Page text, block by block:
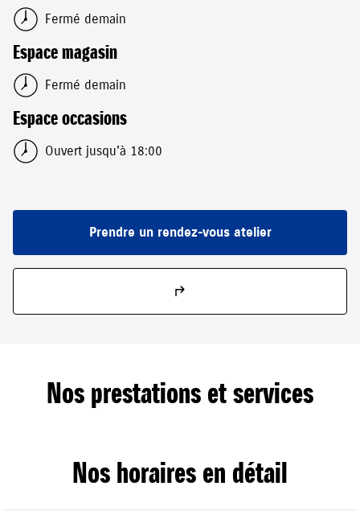
Fermé demain
Espace magasin
Fermé demain
Espace occasions
Ouvert jusqu'à 18:00
Prendre un rendez-vous atelier
Nos prestations et services
Nos horaires en détail